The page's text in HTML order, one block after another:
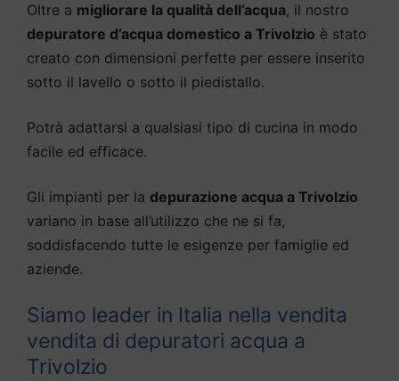
Oltre a migliorare la qualità dell’acqua, il nostro
depuratore d’acqua domestico a Trivolzio è stato
creato con dimensioni perfette per essere inserito
sotto il lavello o sotto il piedistallo.
Potrà adattarsi a qualsiasi tipo di cucina in modo
facile ed efficace.
Gli impianti per la depurazione acqua a Trivolzio
variano in base all’utilizzo che ne si fa,
soddisfacendo tutte le esigenze per famiglie ed
aziende.
Siamo leader in Italia nella vendita
vendita di depuratori acqua a
Trivolzio